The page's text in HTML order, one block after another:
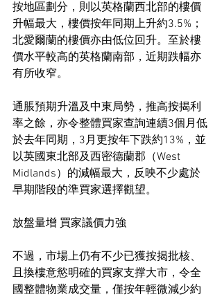
按地區劃分，則以英格蘭西北部的樓價
升幅最大，樓價按年同期上升約3.5%；
北愛爾蘭的樓價亦由低位回升。至於樓
價水平較高的英格蘭南部，近期跌幅亦
有所收窄。
通脹預期升溫及中東局勢，推高按揭利
率之餘，亦令整體買家查詢連續3個月低
於去年同期，3月更按年下跌約13%，並
以英國東北部及西密德蘭郡（West
Midlands）的減幅最大，反映不少處於
早期階段的準買家選擇觀望。
放盤量增 買家議價力強
不過，市場上仍有不少已獲按揭批核、
且換樓意慾明確的買家支撑大市，令全
國整體物業成交量，僅按年輕微減少約